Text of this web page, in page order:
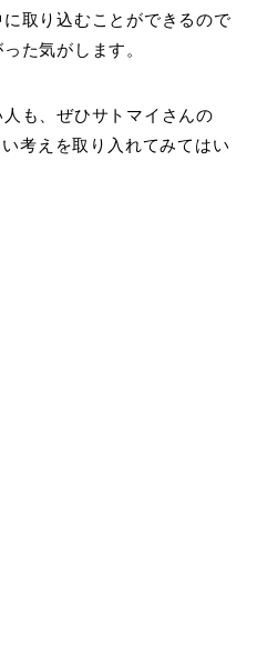
取り込むことができるので
た気がします。
も、ぜひサトマイさんの
考えを取り入れてみてはい